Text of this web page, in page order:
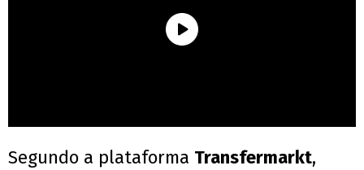
Segundo a plataforma Transfermarkt,